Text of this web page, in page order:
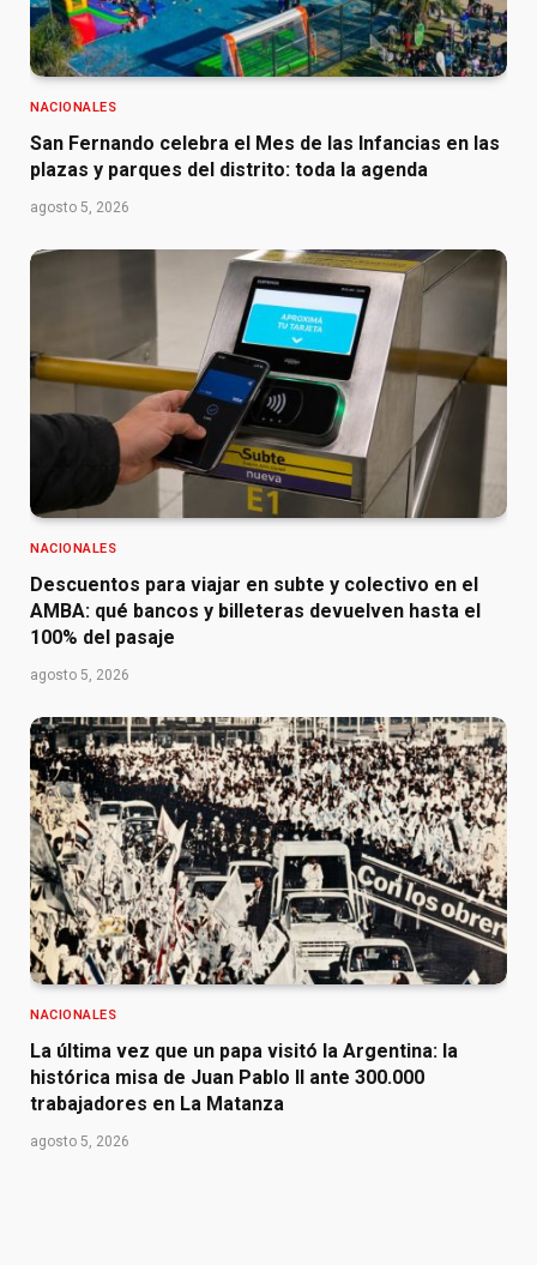
NACIONALES
San Fernando celebra el Mes de las Infancias en las
plazas y parques del distrito: toda la agenda
agosto 5, 2026
NACIONALES
Descuentos para viajar en subte y colectivo en el
AMBA: qué bancos y billeteras devuelven hasta el
100% del pasaje
agosto 5, 2026
NACIONALES
La última vez que un papa visitó la Argentina: la
histórica misa de Juan Pablo II ante 300.000
trabajadores en La Matanza
agosto 5, 2026